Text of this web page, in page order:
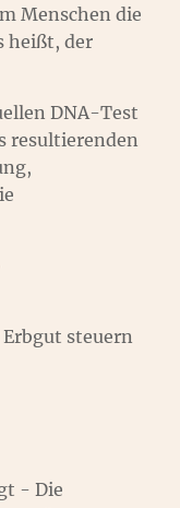
Menschen die
heißt, der
DNA-Test
resultierenden
steuern
- Die